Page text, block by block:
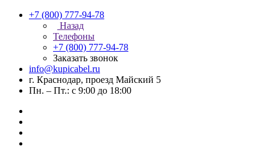
+7 (800) 777-94-78
Назад
Телефоны
+7 (800) 777-94-78
Заказать звонок
info@kupicabel.ru
г. Краснодар, проезд Майский 5
Пн. – Пт.: с 9:00 до 18:00